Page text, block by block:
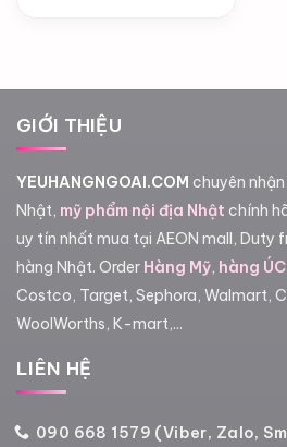
GIỚI THIỆU
YEUHANGNGOAI.COM chuyên
Nhật, mỹ phẩm nội địa Nhật chính
uy tín nhất mua tại AEON mall, Duty
hàng Nhật. Order Hàng Mỹ, hàng ÚC
Costco, Target, Sephora, Walmart,
WoolWorths, K-mart,...
LIÊN HỆ
090 668 1579 (Viber, Zalo,